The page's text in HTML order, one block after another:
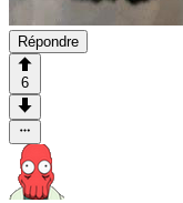
Répondre
6